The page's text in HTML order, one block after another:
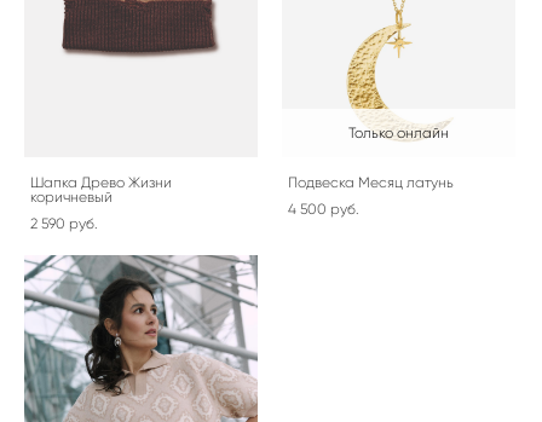
Шапка Древо Жизни
коричневый
2 590 pуб.
Только онлайн
Подвеска Месяц латунь
4 500 pуб.